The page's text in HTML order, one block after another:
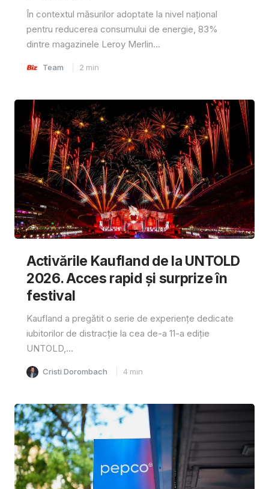
În contextul măsurilor adoptate la nivel național
pentru reducerea consumului de energie, 83%
dintre magazinele Leroy Merlin...
Team 2 min
Activările Kaufland de la UNTOLD
2026. Acces rapid și surprize în
festival
Kaufland a pregătit o serie de experiențe dedicate
iubitorilor de distracție la cea de-a 11-a ediție
UNTOLD,...
Cristi Dorombach 4 min